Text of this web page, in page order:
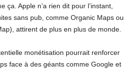
ça. Apple n’a rien dit pour l’instant,
sans pub, comme Organic Maps ou
attirent de plus en plus de monde.
monétisation pourrait renforcer
face à des géants comme Google et